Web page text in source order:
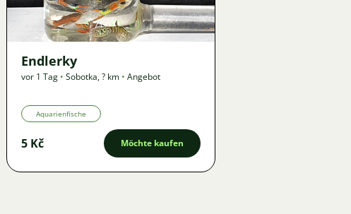
71
Endlerky
vor 1 Tag • Sobotka,? km • Angebot
Aquarienfische
5 Kč Möchte kaufen